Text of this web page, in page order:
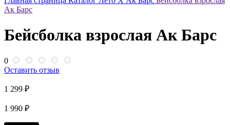
Ак Барс
Бейсболка взрослая Ак Барс
0
Оставить отзыв
1 299 ₽
1 990 ₽